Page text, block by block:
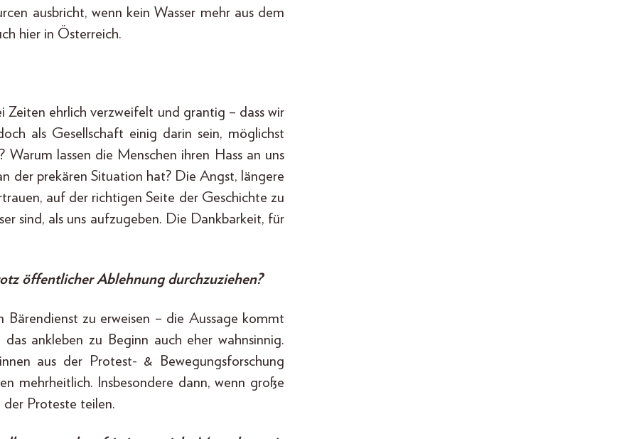
ausbricht, wenn kein Wasser mehr aus dem
hier in Österreich.
Zeiten ehrlich verzweifelt und grantig – dass wir
als Gesellschaft einig darin sein, möglichst
lassen die Menschen ihren Hass an uns
der prekären Situation hat? Die Angst, längere
auf der richtigen Seite der Geschichte zu
sind, als uns aufzugeben. Die Dankbarkeit, für
öffentlicher Ablehnung durchzuziehen?
zu erweisen – die Aussage kommt
ankleben zu Beginn auch eher wahnsinnig.
aus der Protest- & Bewegungsforschung
mehrheitlich. Insbesondere dann, wenn große
der Proteste teilen.